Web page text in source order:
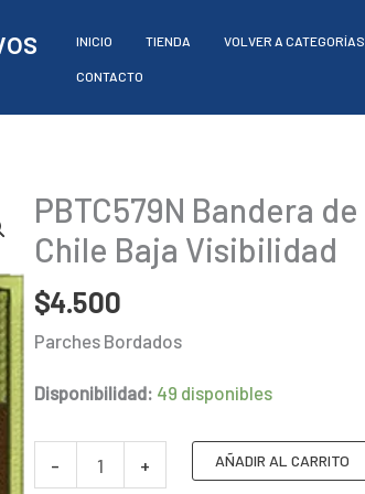
INICIO TIENDA VOLVER A CATEGORÍAS
CONTACTO
PBTC579N Bandera de
Chile Baja Visibilidad
$4.500
Parches Bordados
Disponibilidad: 49 disponibles
-
PBTC579N
+ AÑADIR AL CARRITO